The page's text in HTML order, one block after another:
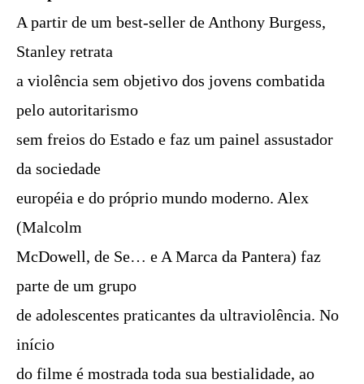
A partir de um best-seller de Anthony Burgess,
Stanley retrata
a violência sem objetivo dos jovens combatida
pelo autoritarismo
sem freios do Estado e faz um painel assustador
da sociedade
européia e do próprio mundo moderno. Alex
(Malcolm
McDowell, de Se… e A Marca da Pantera) faz
parte de um grupo
de adolescentes praticantes da ultraviolência. No
início
do filme é mostrada toda sua bestialidade, ao